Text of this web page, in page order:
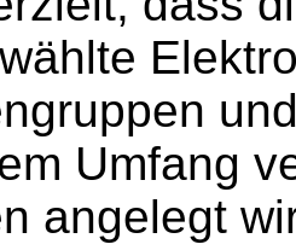
Umfang
angelegt